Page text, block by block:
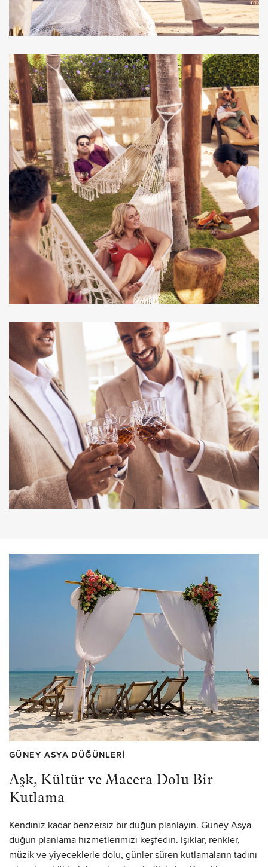
GÜNEY ASYA DÜĞÜNLERI
Aşk, Kültür ve Macera Dolu Bir
Kutlama
Kendiniz kadar benzersiz bir düğün planlayın. Güney Asya
düğün planlama hizmetlerimizi keşfedin. Işıklar, renkler,
müzik ve yiyeceklerle dolu, günler süren kutlamaların tadını